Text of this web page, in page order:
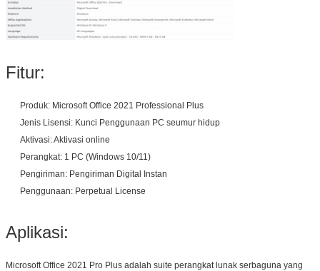
Tinggalkan pesan
Kami akan segera menghubungi
Anda kembali!
Fitur:
Produk: Microsoft Office 2021 Professional Plus
Jenis Lisensi: Kunci Penggunaan PC seumur hidup
Aktivasi: Aktivasi online
Perangkat: 1 PC (Windows 10/11)
Pengiriman: Pengiriman Digital Instan
Penggunaan: Perpetual License
Aplikasi:
Microsoft Office 2021 Pro Plus adalah suite perangkat lunak serbaguna yang